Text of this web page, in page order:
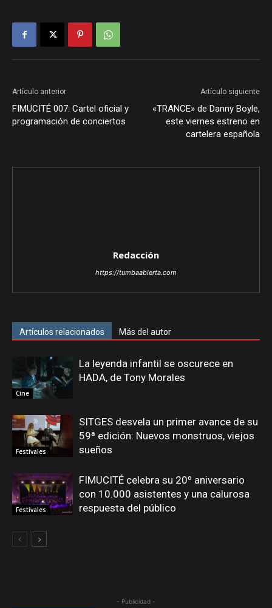
Artículo anterior
FIMUCITÉ 007: Cartel oficial y
programación de conciertos
Artículo siguiente
«TRANCE» de Danny Boyle,
este viernes estreno en
cartelera española
Redacción
https://tumbaabierta.com
Artículos relacionados Más del autor
Cine
La leyenda infantil se oscurece en
HADA, de Tony Morales
Festivales
SITGES desvela un primer avance de su
59ª edición: Nuevos monstruos, viejos
sueños
Festivales
FIMUCITÉ celebra su 20º aniversario
con 10.000 asistentes y una calurosa
respuesta del público
- Publicidad -